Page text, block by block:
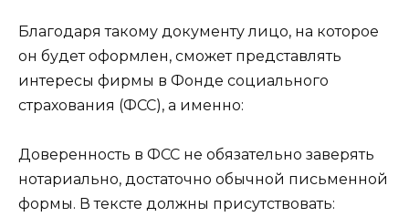
Благодаря такому документу лицо, на которое
он будет оформлен, сможет представлять
интересы фирмы в Фонде социального
страхования (ФСС), а именно:
Доверенность в ФСС не обязательно заверять
нотариально, достаточно обычной письменной
формы. В тексте должны присутствовать: